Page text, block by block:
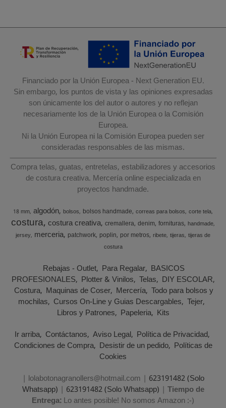
Financiado por la Unión Europea - Next Generation EU.
Sin embargo, los puntos de vista y las opiniones expresadas
son únicamente los del autor o autores y no reflejan
necesariamente los de la Unión Europea o la Comisión
Europea.
Ni la Unión Europea ni la Comisión Europea pueden ser
consideradas responsables de las mismas.
Compra telas, guatas, entretelas, estabilizadores y accesorios
de costura creativa. Mercería online especializada en
proyectos handmade.
18 mm algodón bolsos bolsos handmade correas para bolsos corte tela
costura costura creativa cremallera denim fornituras handmade
jersey merceria patchwork poplin por metros ribete tijeras tijeras de
costura
Rebajas - Outlet Para Regalar BASICOS
PROFESIONALES Plotter & Vinilos Telas DIY ESCOLAR
Costura Maquinas de Coser Mercería Todo para bolsos y
mochilas Cursos On-Line y Guias Descargables Tejer
Libros y Patrones Papeleria Kits
Ir arriba Contáctanos Aviso Legal Política de Privacidad
Condiciones de Compra Desistir de un pedido Políticas de
Cookies
| lolabotonagranollers@hotmail.com | 623191482 (Solo
Whatsapp) | 623191482 (Solo Whatsapp) | Tiempo de
Entrega:Lo antes posible! No somos Amazon :-)